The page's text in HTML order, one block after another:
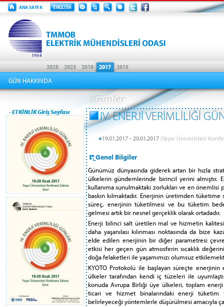
GÜN HAKKINDA
· ETKİNLİK Giriş Sayfası IV. ENERJİ VERİMLİLİĞİ
19.01.2017 - 20.01.2017 (Yaşar Üniversitesi
Genel Bilgiler
Günümüz dünyasında giderek artan bir hızla
ülkelerin gündemlerinde birincil yerini almıştır.
kullanıma sunulmaktaki zorlukları ve en önemlisi
baskın kılmaktadır. Enerjinin üretimden
süreç, enerjinin tüketilmesi ve bu tüketim
gelmesi artık bir nesnel gerçeklik olarak ortadadır.
Enerji bilinci salt üretilen mal ve hizmetin kalitesi
daha yaşanılası kılınması noktasında da bize
elde edilen enerjinin bir diğer parametresi
etkisi her geçen gün atmosferin sıcaklık
doğa felaketleri ile yaşamımızı olumsuz
KYOTO Protokolü ile başlayan süreçte
ülkeler tarafından kendi iç tüzeleri ile
konuda Avrupa Birliği üye ülkeleri, toplam
ticari ve hizmet binalarındaki enerji
belirleyeceği yöntemlerle düşürülmesi amacıyla